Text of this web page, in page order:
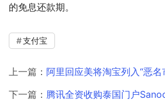
的免息还款期。
支付宝
上一篇： 阿里回应美将淘宝列入“恶名
下一篇： 腾讯全资收购泰国门户Sanook